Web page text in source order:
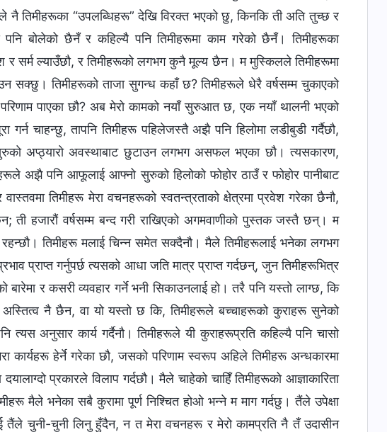
नै तिमीहरूका “उपलब्धिहरू” देखि विरक्त भएको छु, किनकि ती अति तुच्छ र
बोलेको छैनँ र कहिल्यै पनि तिमीहरूमा काम गरेको छैनँ। तिमीहरूका
सर्म ल्याउँछौ, र तिमीहरूको लगभग कुनै मूल्य छैन। म मुस्किलले तिमीहरूमा
सक्छु। तिमीहरूको ताजा सुगन्ध कहाँ छ? तिमीहरूले धेरै वर्षसम्म चुकाएको
पाएका छौ? अब मेरो कामको नयाँ सुरुआत छ, एक नयाँ थालनी भएको
चाहन्छु, तापनि तिमीहरू पहिलेजस्तै अझै पनि हिलोमा लडीबुडी गर्दैछौ,
अप्ठ्यारो अवस्थाबाट छुटाउन लगभग असफल भएका छौ। त्यसकारण,
अझै पनि आफूलाई आफ्नो सुरुको हिलोको फोहोर ठाउँ र फोहोर पानीबाट
तिमीहरू मेरा वचनहरूको स्वतन्त्रताको क्षेत्रमा प्रवेश गरेका छैनौ,
ती हजारौं वर्षसम्म बन्द गरी राखिएको अगमवाणीको पुस्तक जस्तै छन्। म
तिमीहरू मलाई चिन्न समेत सक्दैनौ। मैले तिमीहरूलाई भनेका लगभग
प्राप्त गर्नुपर्छ त्यसको आधा जति मात्र प्राप्त गर्दछन्, जुन तिमीहरूभित्र
र कसरी व्यवहार गर्ने भनी सिकाउनलाई हो। तरै पनि यस्तो लाग्छ, कि
अस्तित्व नै छैन, वा यो यस्तो छ कि, तिमीहरूले बच्चाहरूको कुराहरू सुनेको
अनुसार कार्य गर्दैनौ। तिमीहरूले यी कुराहरूप्रति कहिल्यै पनि चासो
कार्यहरू हेर्ने गरेका छौ, जसको परिणाम स्वरूप अहिले तिमीहरू अन्धकारमा
प्रकारले विलाप गर्दछौ। मैले चाहेको चाहिँ तिमीहरूको आज्ञाकारिता
मैले भनेका सबै कुरामा पूर्ण निश्चित होओ भन्ने म माग गर्दछु। तैंले उपेक्षा
तैंले चुनी-चुनी लिनु हुँदैन, न त मेरा वचनहरू र मेरो कामप्रति नै तँ उदासीन